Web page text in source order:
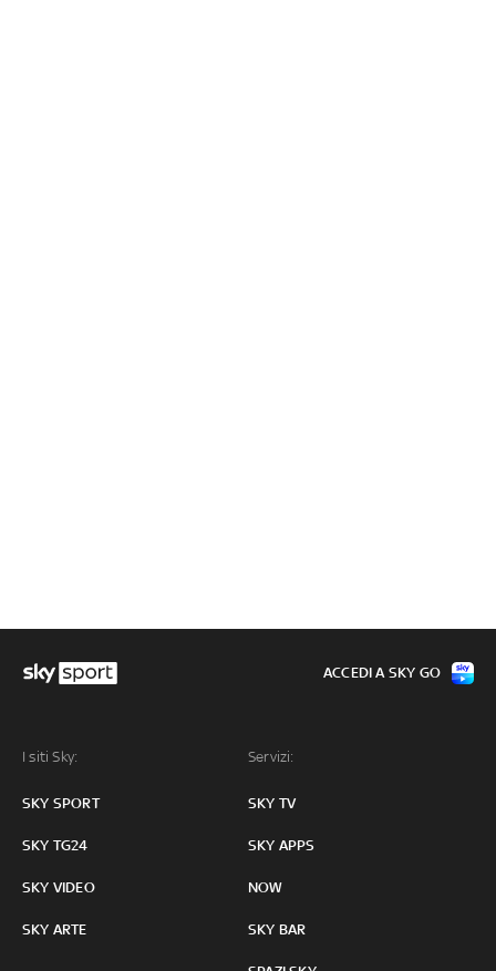
I siti Sky:
SKY SPORT
SKY TG24
SKY VIDEO
SKY ARTE
Servizi:
SKY TV
SKY APPS
NOW
SKY BAR
ACCEDI A SKY GO